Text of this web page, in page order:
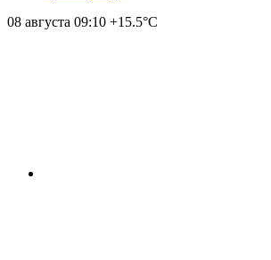
08 августа 09:10 +15.5°С